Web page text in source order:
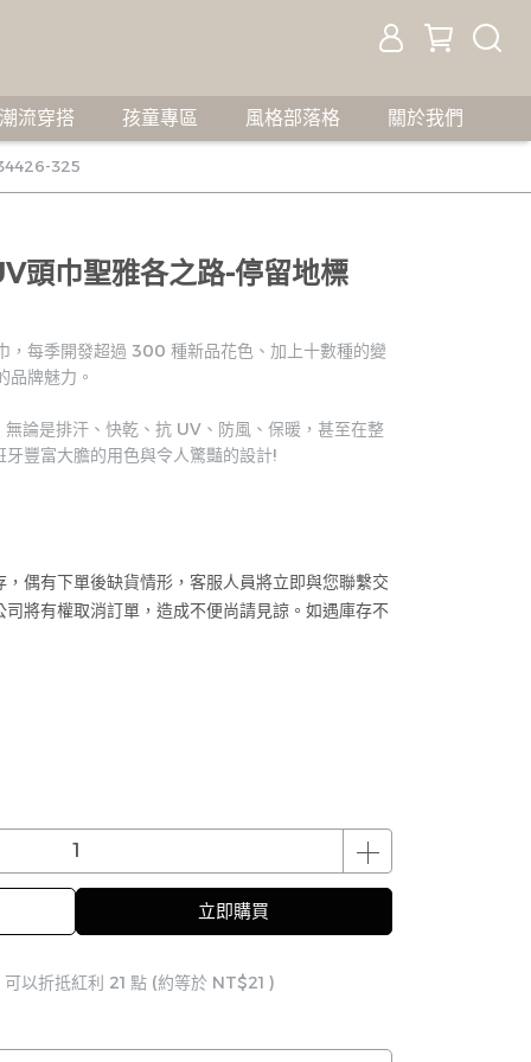
流穿搭 孩童專區 風格部落格 關於我們
325
頭巾聖雅各之路-停留地標
，每季開發超過 300 種新品花色、加上十數種的變
品牌魅力。
論是排汗、快乾、抗 UV、防風、保暖，甚至在整
豐富大膽的用色與令人驚豔的設計!
偶有下單後缺貨情形，客服人員將立即與您聯繫交
將有權取消訂單，造成不便尚請見諒。如遇庫存不
立即購買
以折抵紅利 21 點 (約等於 NT$21 )